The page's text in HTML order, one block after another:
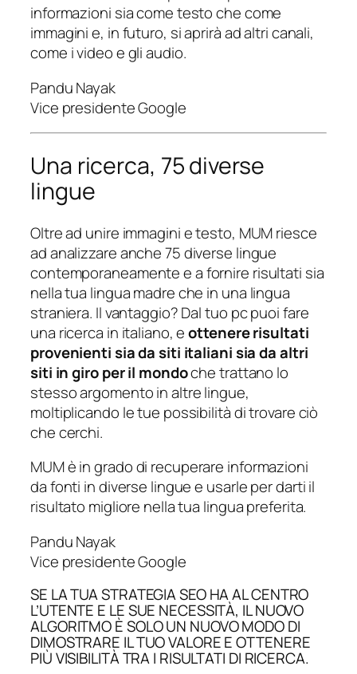
informazioni sia come testo che come
immagini e, in futuro, si aprirà ad altri canali,
come i video e gli audio.
Pandu Nayak
Vice presidente Google
Una ricerca, 75 diverse
lingue
Oltre ad unire immagini e testo, MUM riesce
ad analizzare anche 75 diverse lingue
contemporaneamente e a fornire risultati sia
nella tua lingua madre che in una lingua
straniera. Il vantaggio? Dal tuo pc puoi fare
una ricerca in italiano, eottenere risultati
provenienti sia da siti italiani sia da altri
siti in giro per il mondoche trattano lo
stesso argomento in altre lingue,
moltiplicando le tue possibilità di trovare ciò
che cerchi.
MUM è in grado di recuperare informazioni
da fonti in diverse lingue e usarle per darti il
risultato migliore nella tua lingua preferita.
Pandu Nayak
Vice presidente Google
SE LA TUA STRATEGIA SEO HA AL CENTRO
L’UTENTE E LE SUE NECESSITÀ, IL NUOVO
ALGORITMO È SOLO UN NUOVO MODO DI
DIMOSTRARE IL TUO VALORE E OTTENERE
PIÙ VISIBILITÀ TRA I RISULTATI DI RICERCA.